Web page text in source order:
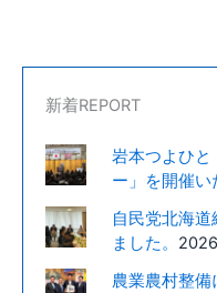
ま
し
新着REPORT
岩本つよひと
ー」を開催い
自民党北海
ました。
農業農村整